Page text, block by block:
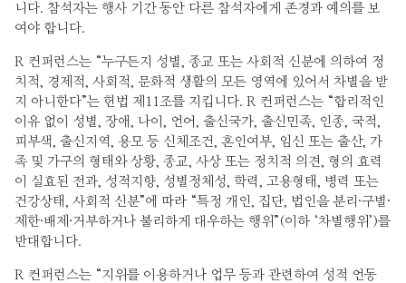
니다. 참석자는 행사 기간 동안 다른 참석자에게 존경과 예의를 보
여야 합니다.
R 컨퍼런스는 “누구든지 성별, 종교 또는 사회적 신분에 의하여 정
치적, 경제적, 사회적, 문화적 생활의 모든 영역에 있어서 차별을 받
지 아니한다”는 헌법 제11조를 지킵니다. R 컨퍼런스는 “합리적인
이유 없이 성별, 장애, 나이, 언어, 출신국가, 출신민족, 인종, 국적,
피부색, 출신지역, 용모 등 신체조건, 혼인여부, 임신 또는 출산, 가
족 및 가구의 형태와 상황, 종교, 사상 또는 정치적 의견, 형의 효력
이 실효된 전과, 성적지향, 성별정체성, 학력, 고용형태, 병력 또는
건강상태, 사회적 신분”에 따라 “특정 개인, 집단, 법인을 분리·구별·
제한·배제·거부하거나 불리하게 대우하는 행위”(이하 ‘차별행위’)를
반대합니다.
R 컨퍼런스는 “지위를 이용하거나 업무 등과 관련하여 성적 언동